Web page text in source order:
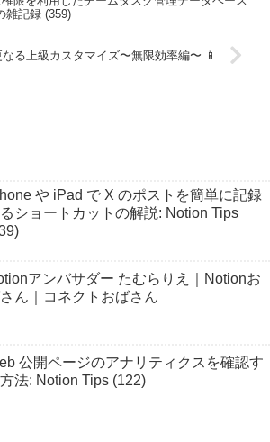
雑記録 (359)
る上級カスタマイズ〜無限効率編〜 📱
や iPad で X のポストを簡単に記録
ショートカットの解説: Notion Tips
アンバサダー たむらりえ｜Notionお
ん｜コネクトおばさん
公開ページのアナリティクスを確認す
法: Notion Tips (122)